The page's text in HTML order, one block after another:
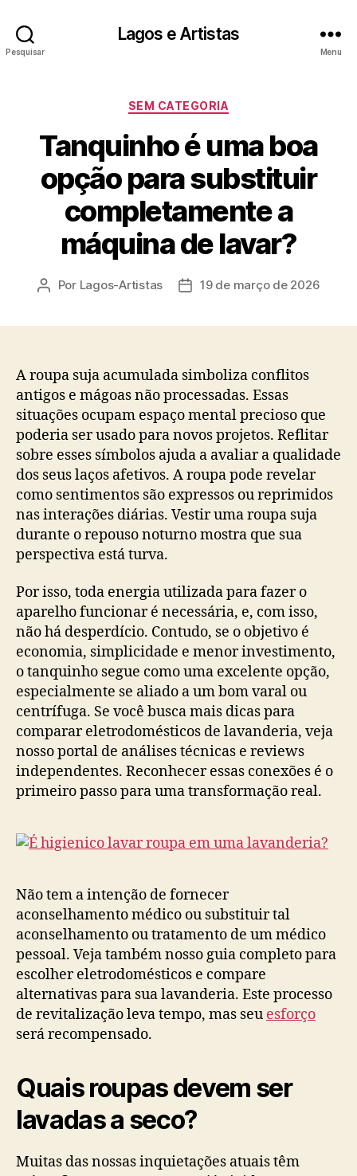
Pesquisar
Lagos e Artistas
Menu
Categorias
SEM CATEGORIA
Tanquinho é uma boa
opção para substituir
completamente a
máquina de lavar?
Autor
Por Lagos-Artistas
Data19 de março de 2026
A roupa suja acumulada simboliza conflitos
antigos e mágoas não processadas. Essas
situações ocupam espaço mental precioso que
poderia ser usado para novos projetos. Reflitar
sobre esses símbolos ajuda a avaliar a qualidade
dos seus laços afetivos. A roupa pode revelar
como sentimentos são expressos ou reprimidos
nas interações diárias. Vestir uma roupa suja
durante o repouso noturno mostra que sua
perspectiva está turva.
Por isso, toda energia utilizada para fazer o
aparelho funcionar é necessária, e, com isso,
não há desperdício. Contudo, se o objetivo é
economia, simplicidade e menor investimento,
o tanquinho segue como uma excelente opção,
especialmente se aliado a um bom varal ou
centrífuga. Se você busca mais dicas para
comparar eletrodomésticos de lavanderia, veja
nosso portal de análises técnicas e reviews
independentes. Reconhecer essas conexões é o
primeiro passo para uma transformação real.
Não tem a intenção de fornecer
aconselhamento médico ou substituir tal
aconselhamento ou tratamento de um médico
pessoal. Veja também nosso guia completo para
escolher eletrodomésticos e compare
alternativas para sua lavanderia. Este processo
de revitalização leva tempo, mas seu esforço
será recompensado.
Quais roupas devem ser
lavadas a seco?
Muitas das nossas inquietações atuais têm